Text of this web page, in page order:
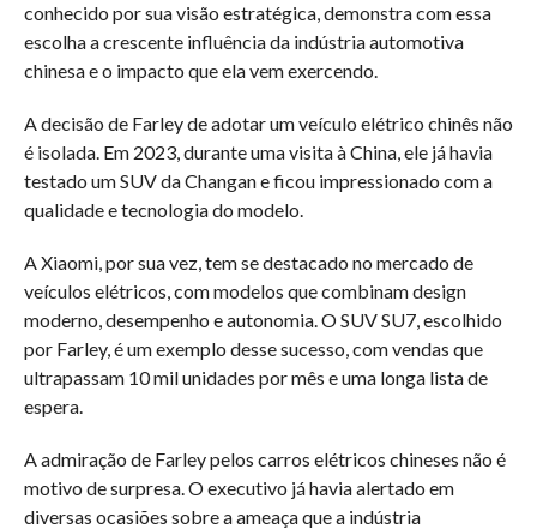
conhecido por sua visão estratégica, demonstra com essa
escolha a crescente influência da indústria automotiva
chinesa e o impacto que ela vem exercendo.
A decisão de Farley de adotar um veículo elétrico chinês não
é isolada. Em 2023, durante uma visita à China, ele já havia
testado um SUV da Changan e ficou impressionado com a
qualidade e tecnologia do modelo.
A Xiaomi, por sua vez, tem se destacado no mercado de
veículos elétricos, com modelos que combinam design
moderno, desempenho e autonomia. O SUV SU7, escolhido
por Farley, é um exemplo desse sucesso, com vendas que
ultrapassam 10 mil unidades por mês e uma longa lista de
espera.
A admiração de Farley pelos carros elétricos chineses não é
motivo de surpresa. O executivo já havia alertado em
diversas ocasiões sobre a ameaça que a indústria